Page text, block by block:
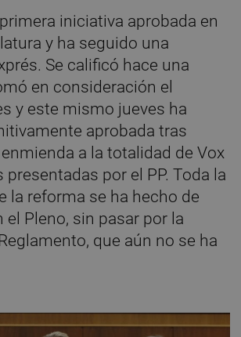
iniciativa aprobada en
y ha seguido una
Se calificó hace una
en consideración el
y este mismo jueves ha
aprobada tras
a la totalidad de Vox
presentadas por el PP. Toda la
la reforma se ha hecho de
el Pleno, sin pasar por la
que aún no se ha